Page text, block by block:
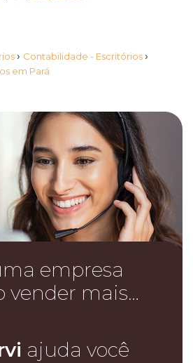
› Contabilidade - Escritórios ›
em Pará
empresa
vender mais…
ajuda você